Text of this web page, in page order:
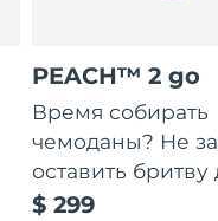
PEACH™ 2 go
Время собирать
чемоданы? Не
оставить бритву
$ 299